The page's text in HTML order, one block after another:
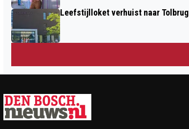
Leefstijlloket verhuist naar Tolbrug